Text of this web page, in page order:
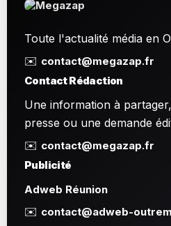
Toute l'actualité média en
✉️ contact@megazap.fr
Contact Rédaction
Une information à
presse ou une demande
✉️ contact@megazap.fr
Publicité
Adweb Réunion
✉️ contact@adweb-